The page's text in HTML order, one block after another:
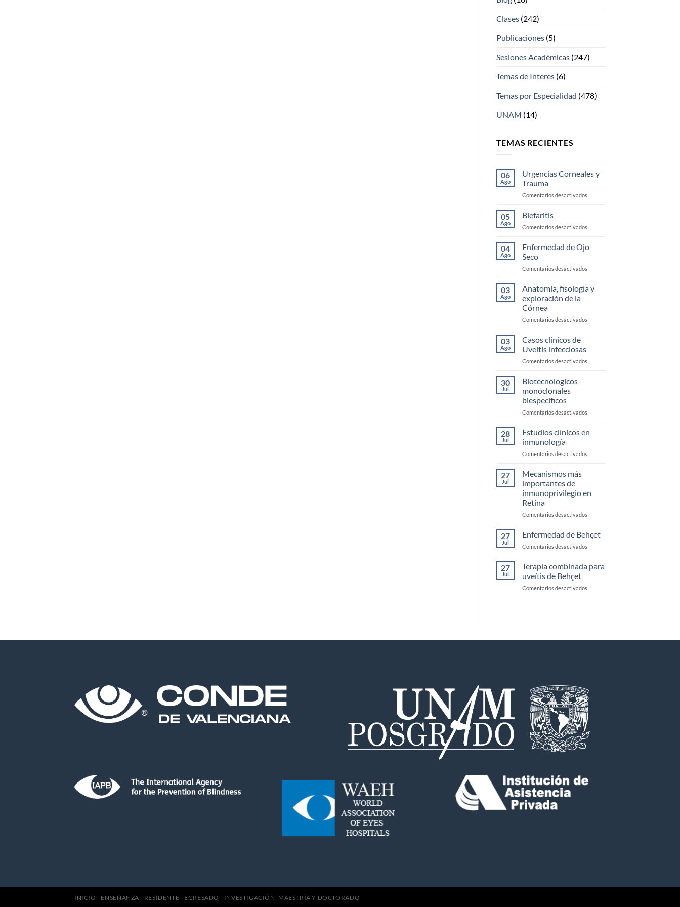
Clases(242)
Publicaciones(5)
Sesiones Académicas(247)
Temas de Interes(6)
Temas por Especialidad (478)
UNAM (14)
TEMAS RECIENTES
06
Ago
Urgencias Corneales y
Trauma
Comentarios desactivadosen
Trauma
05
Ago
Blefaritis
Comentarios desactivadosen
04
Ago
Enfermedad de Ojo
Seco
Comentarios desactivadosen
Ojo
03
Ago
Anatomía, fisología y
exploración de la
Córnea
Comentarios desactivadosen
de
03
Ago
Casos clínicos de
Uveítis infecciosas
Comentarios desactivadosen
30
Jul
Biotecnologicos
monoclonales
biespecificos
Comentarios desactivadosen
28
Jul
Estudios clínicos en
inmunología
Comentarios desactivadosen
27
Jul
Mecanismos más
importantes de
inmunoprivilegio en
Retina
Comentarios desactivadosen
más
importantes
de
en
27
Jul
Enfermedad de Behçet
Comentarios desactivadosen
Behçet
27
Jul
Terapia combinada para
uveítis de Behçet
Comentarios desactivadosen
Behçet
INICIO ENSEÑANZA RESIDENTE EGRESADO INVESTIGACIÓN, MAESTRÍA Y DOCTORADO